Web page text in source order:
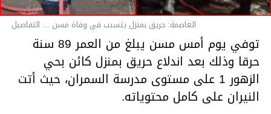
العاصمة: حريق بمنزل يتسبب في وفاة مسن ... التفاصيل
توفي يوم أمس مسن يبلغ من العمر 89 سنة
حرقا وذلك بعد اندلاع حريق بمنزل كائن بحي
الزهور 1 على مستوى مدرسة السمران، حيث أتت
النيران على كامل محتوياته.